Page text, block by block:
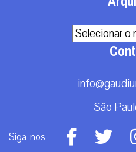
Arquivos
São
Siga-nos